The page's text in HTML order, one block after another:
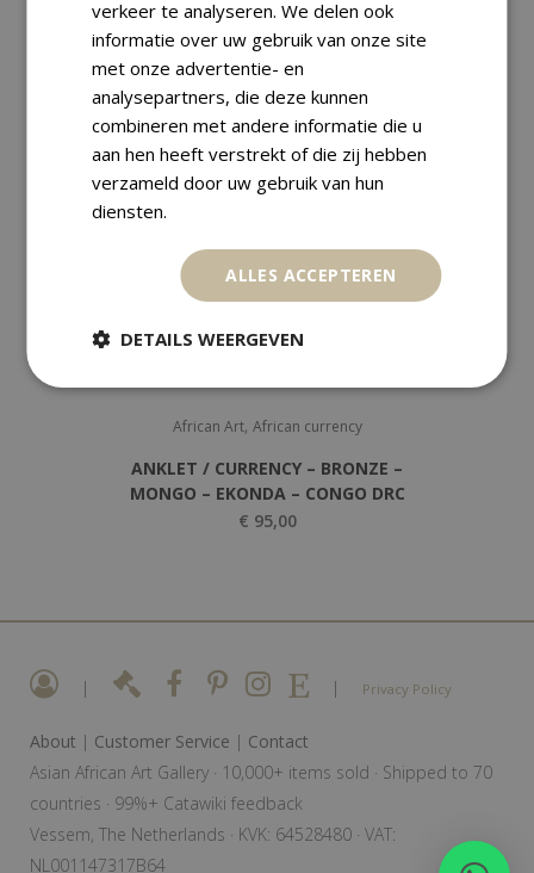
African Art, African currency
ANKLET / CURRENCY – BRONZE –
MONGO – EKONDA – CONGO DRC
€ 95,00
| | Privacy Policy
About | Customer Service | Contact
Asian African Art Gallery · 10,000+ items sold · Shipped to 70
countries · 99%+ Catawiki feedback
Vessem, The Netherlands · KVK: 64528480 · VAT:
NL001147317B64
verkeer te analyseren. We delen ook
informatie over uw gebruik van onze site
met onze advertentie- en
analysepartners, die deze kunnen
combineren met andere informatie die u
aan hen heeft verstrekt of die zij hebben
verzameld door uw gebruik van hun
diensten.
ALLES ACCEPTEREN
DETAILS WEERGEVEN